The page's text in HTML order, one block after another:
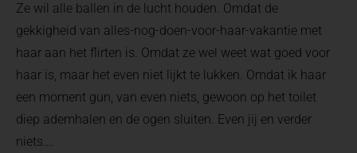
Ze wil alle ballen in de lucht houden. Omdat de
gekkigheid van alles-nog-doen-voor-haar-vakantie met
haar aan het flirten is. Omdat ze wel weet wat goed voor
haar is, maar het even niet lijkt te lukken. Omdat ik haar
een moment gun, van even niets, gewoon op het toilet
diep ademhalen en de ogen sluiten. Even jij en verder
niets….